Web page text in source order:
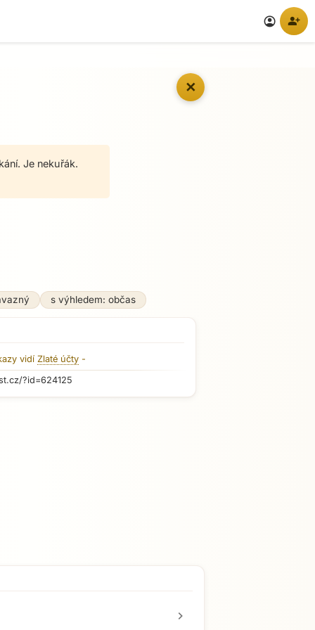
account_circle person_add
✕
Je nekuřák.
s výhledem: občas
vidí Zlaté účty -
?id=624125
chevron_right